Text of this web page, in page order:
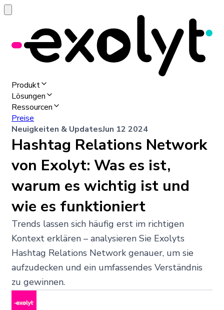
Produkt
Lösungen
Ressourcen
Preise
Neuigkeiten & UpdatesJun 12 2024
Hashtag Relations Network
von Exolyt: Was es ist,
warum es wichtig ist und
wie es funktioniert
Trends lassen sich häufig erst im richtigen
Kontext erklären – analysieren Sie Exolyts
Hashtag Relations Network genauer, um sie
aufzudecken und ein umfassendes Verständnis
zu gewinnen.